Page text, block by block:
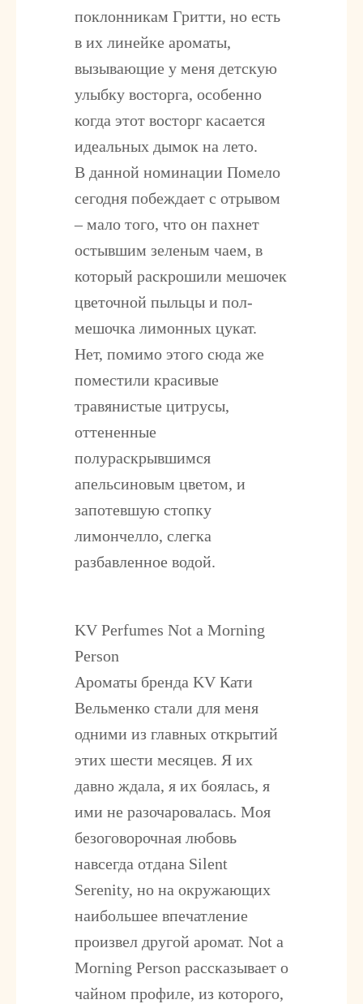
поклонникам Гритти, но есть
в их линейке ароматы,
вызывающие у меня детскую
улыбку восторга, особенно
когда этот восторг касается
идеальных дымок на лето.
В данной номинации Помело
сегодня побеждает с отрывом
– мало того, что он пахнет
остывшим зеленым чаем, в
который раскрошили мешочек
цветочной пыльцы и пол-
мешочка лимонных цукат.
Нет, помимо этого сюда же
поместили красивые
травянистые цитрусы,
оттененные
полураскрывшимся
апельсиновым цветом, и
запотевшую cтопку
лимончелло, слегка
разбавленное водой.
KV Perfumes Not a Morning
Person
Ароматы бренда KV Кати
Вельменко стали для меня
одними из главных открытий
этих шести месяцев. Я их
давно ждала, я их боялась, я
ими не разочаровалась. Моя
безоговорочная любовь
навсегда отдана Silent
Serenity, но на окружающих
наибольшее впечатление
произвел другой аромат. Not a
Morning Person рассказывает о
чайном профиле, из которого,